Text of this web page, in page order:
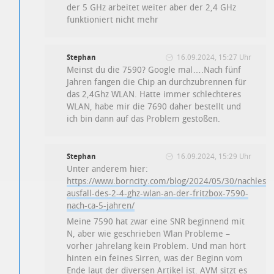
der 5 GHz arbeitet weiter aber der 2,4 GHz
funktioniert nicht mehr
Stephan 16.09.2024, 15:27 Uhr
Meinst du die 7590? Google mal….Nach fünf
Jahren fangen die Chip an durchzubrennen für
das 2,4Ghz WLAN. Hatte immer schlechteres
WLAN, habe mir die 7690 daher bestellt und
ich bin dann auf das Problem gestoßen.
Stephan 16.09.2024, 15:29 Uhr
Unter anderem hier:
https://www.borncity.com/blog/2024/05/30/nachlese-
ausfall-des-2-4-ghz-wlan-an-der-fritzbox-7590-
nach-ca-5-jahren/
Meine 7590 hat zwar eine SNR beginnend mit
N, aber wie geschrieben Wlan Probleme –
vorher jahrelang kein Problem. Und man hört
hinten ein feines Sirren, was der Beginn vom
Ende laut der diversen Artikel ist. AVM sitzt es